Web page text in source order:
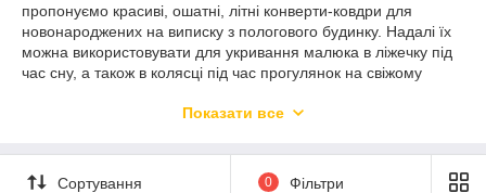
пропонуємо красиві, ошатні, літні конверти-ковдри для
новонароджених на виписку з пологового будинку. Надалі їх
можна використовувати для укривання малюка в ліжечку під
час сну, а також в колясці під час прогулянок на свіжому
тканин, забезпечують максимальний комфорт, не викликають
Показати все
Сортування 0 Фільтри